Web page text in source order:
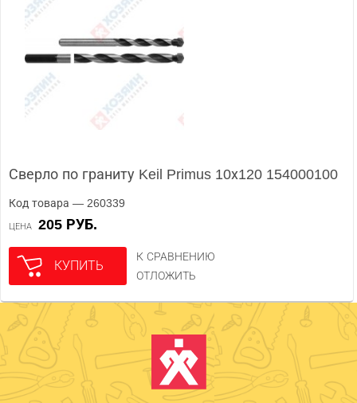
Сверло по граниту Keil Primus 10х120 154000100
Код товара — 260339
ЦЕНА 205 РУБ.
КУПИТЬ
К СРАВНЕНИЮ
ОТЛОЖИТЬ